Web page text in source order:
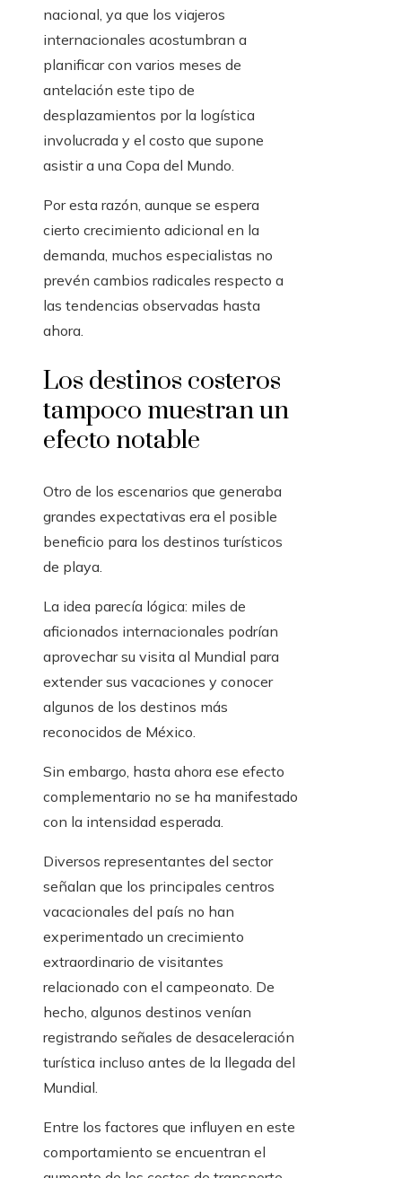
nacional, ya que los viajeros
internacionales acostumbran a
planificar con varios meses de
antelación este tipo de
desplazamientos por la logística
involucrada y el costo que supone
asistir a una Copa del Mundo.
Por esta razón, aunque se espera
cierto crecimiento adicional en la
demanda, muchos especialistas no
prevén cambios radicales respecto a
las tendencias observadas hasta
ahora.
Los destinos costeros
tampoco muestran un
efecto notable
Otro de los escenarios que generaba
grandes expectativas era el posible
beneficio para los destinos turísticos
de playa.
La idea parecía lógica: miles de
aficionados internacionales podrían
aprovechar su visita al Mundial para
extender sus vacaciones y conocer
algunos de los destinos más
reconocidos de México.
Sin embargo, hasta ahora ese efecto
complementario no se ha manifestado
con la intensidad esperada.
Diversos representantes del sector
señalan que los principales centros
vacacionales del país no han
experimentado un crecimiento
extraordinario de visitantes
relacionado con el campeonato. De
hecho, algunos destinos venían
registrando señales de desaceleración
turística incluso antes de la llegada del
Mundial.
Entre los factores que influyen en este
comportamiento se encuentran el